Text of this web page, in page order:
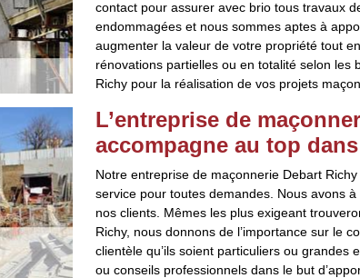
contact pour assurer avec brio tous travaux
endommagées et nous sommes aptes à
augmenter la valeur de votre propriété tout
rénovations partielles ou en totalité selon les
Richy pour la réalisation de vos projets
L’entreprise de
accompagne au top
Notre entreprise de maçonnerie Debart
service pour toutes demandes. Nous avons
nos clients. Mêmes les plus exigeant
Richy, nous donnons de l’importance sur le
clientèle qu’ils soient particuliers ou grandes
ou conseils professionnels dans le but